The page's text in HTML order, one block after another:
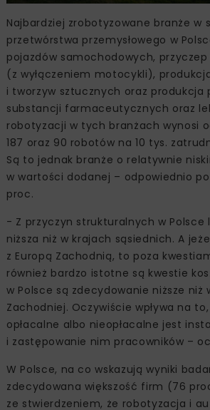
Najbardziej zrobotyzowane branże w
przetwórstwa przemysłowego w
pojazdów samochodowych,
(z wyłączeniem motocykli),
i tworzyw sztucznych oraz produkcja
substancji farmaceutycznych oraz
robotyzacji w tych branżach wynosi
187 oraz 90 robotów na 10 tys.
Są to jednak branże o relatywnie
w wartości dodanej – odpowiednio po
proc.
- Z przyczyn strukturalnych w Polsce
niższa niż w krajach sąsiednich. A
z Europą Zachodnią, to poza
również bardzo istotne są kwestie
w Polsce są zdecydowanie niższe niż
Zachodniej. Oczywiście wpływa na
opłacalne albo nieopłacalne jest
i zastępowanie nim pracowników –
W Polsce, na co wskazują wyniki
zdecydowana większość firm (76
ze stwierdzeniem, że robotyzacja i